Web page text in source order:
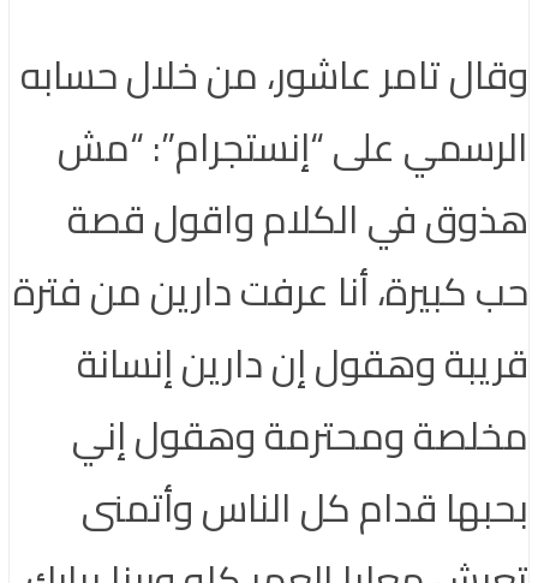
وقال تامر عاشور، من خلال حسابه
الرسمي على “إنستجرام”: “مش
هذوق في الكلام واقول قصة
حب كبيرة، أنا عرفت دارين من فترة
قريبة وهقول إن دارين إنسانة
مخلصة ومحترمة وهقول إني
بحبها قدام كل الناس وأتمنى